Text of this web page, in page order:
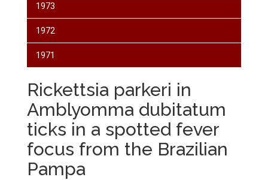
1973
1972
1971
Rickettsia parkeri in
Amblyomma dubitatum
ticks in a spotted fever
focus from the Brazilian
Pampa